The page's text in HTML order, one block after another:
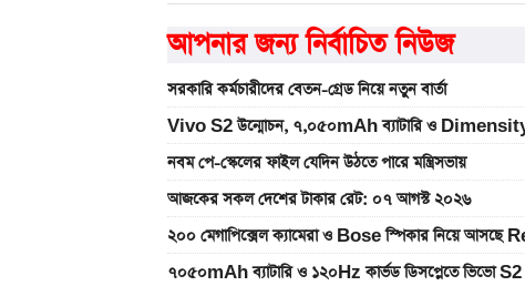
আপনার জন্য নির্বাচিত নিউজ
সরকারি কর্মচারীদের বেতন-গ্রেড নিয়ে নতুন বার্তা
Vivo S2 উন্মোচন, ৭,০৫০mAh ব্যাটারি ও
নবম পে-স্কেলের ফাইল যেদিন উঠতে পারে মন্ত্রিসভায়
আজকের সকল দেশের টাকার রেট: ০৭ আগস্ট ২০২৬
২০০ মেগাপিক্সেল ক্যামেরা ও Bose স্পিকার নিয়ে
৭০৫০mAh ব্যাটারি ও ১২০Hz কার্ভড ডিসপ্লেতে ভিভো S2